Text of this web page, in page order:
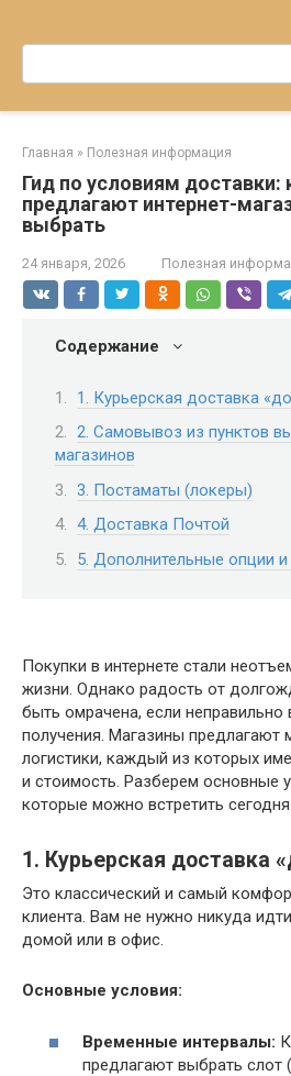
Поиск:
Главная » Полезная информация
Гид по условиям доставки:
предлагают интернет-
выбрать
24 января, 2026 Полезная
Содержание
1. Курьерская доставка
2. Самовывоз из пунктов
магазинов
3. Постаматы (локеры)
4. Доставка Почтой
5. Дополнительные опции
Покупки в интернете стали
жизни. Однако радость от
быть омрачена, если неправильно
получения. Магазины предлагают
логистики, каждый из которых
и стоимость. Разберем основные
которые можно встретить
1. Курьерская доставка
Это классический и самый
клиента. Вам не нужно никуда
домой или в офис.
Основные условия:
Временные интервалы:
предлагают выбрать слот